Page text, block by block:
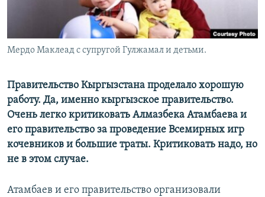
Мердо Маклеад с супругой Гулжамал и детьми.
Правительство Кыргызстана проделало хорошую
работу. Да, именно кыргызское правительство.
Очень легко критиковать Алмазбека Атамбаева и
его правительство за проведение Всемирных игр
кочевников и большие траты. Критиковать надо, но
не в этом случае.
Атамбаев и его правительство организовали